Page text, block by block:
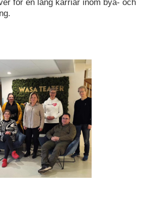
för en lång karriär inom bya- och